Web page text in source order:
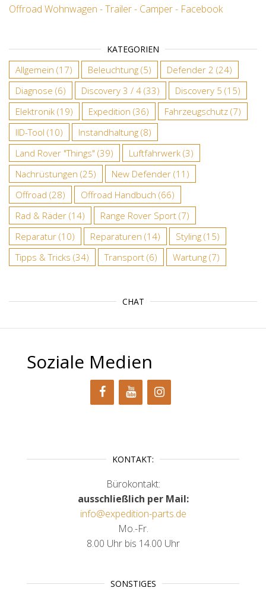
Offroad Wohnwagen - Trailer - Camper - Facebook
KATEGORIEN
Allgemein (17) Beleuchtung (5) Defender 2 (24)
Diagnose (6) Discovery 3 / 4 (33) Discovery 5 (15)
Elektronik (19) Expedition (36) Fahrzeugschutz (7)
IID-Tool (10) Instandhaltung (8)
Land Rover "Things" (39) Luftfahrwerk (3)
Nachrüstungen (25) New Defender (11)
Offroad (28) Offroad Handbuch (66)
Rad & Räder (14) Range Rover Sport (7)
Reparatur (10) Reparaturen (14) Styling (15)
Tipps & Tricks (34) Transport (6) Wartung (7)
CHAT
Soziale Medien
KONTAKT:
Bürokontakt:
ausschließlich per Mail:
info@expedition-parts.de
Mo.-Fr.
8.00 Uhr bis 14.00 Uhr
SONSTIGES